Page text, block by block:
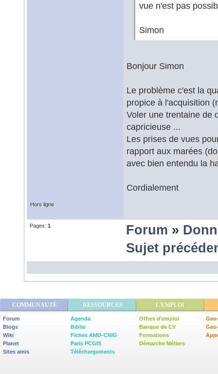
vue n'est pas
Simon
Bonjour Simon
Le problème c'est la
propice à l'acquisition
Voler une trentaine de
capricieuse ...
Les prises de vues
rapport aux marées
avec bien entendu la
Cordialement
Hors ligne
Pages: 1 Forum »
Sujet
COMMUNAUTÉ RESSOURCES L'EMPLOI
Forum
Blogs
Wiki
Planet
Sites amis
Agenda
Biblio
Fiches AMO-CNIG
Paris PCGIS
Téléchargements
Offres d'emploi
Banque de CV
Formations
Démarche Métiers